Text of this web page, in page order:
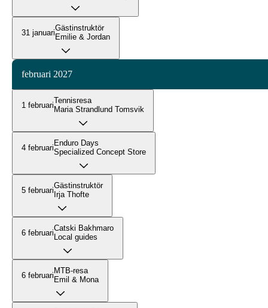
31 januariGästinstruktör
Emilie & Jordan
februari 2027
1 februariTennisresa
Maria Strandlund Tomsvik
4 februari Enduro Days
Specialized Concept Store
5 februariGästinstruktör
Irja Thofte
6 februariCatski Bakhmaro
Local guides
6 februari MTB-resa
Emil & Mona